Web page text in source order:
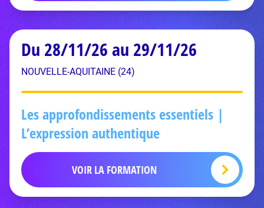
Du 28/11/26 au 29/11/26
NOUVELLE-AQUITAINE (24)
Les approfondissements essentiels |
L’expression authentique
VOIR LA FORMATION